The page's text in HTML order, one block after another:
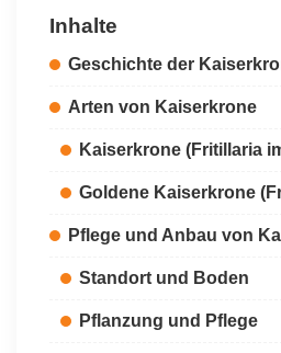
Inhalte
Geschichte der
Arten von Kaiserkrone
Kaiserkrone (Fritillaria
Goldene Kaiserkrone
Pflege und Anbau von
Standort und Boden
Pflanzung und Pflege